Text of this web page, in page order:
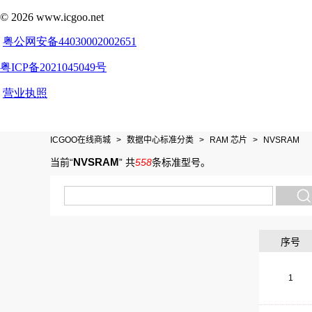
ICGOO在线商城 > 数据中心标准分类 > RAM 芯片 > NVSRAM
当前“NVSRAM” 共558条标准型号。
序号
1